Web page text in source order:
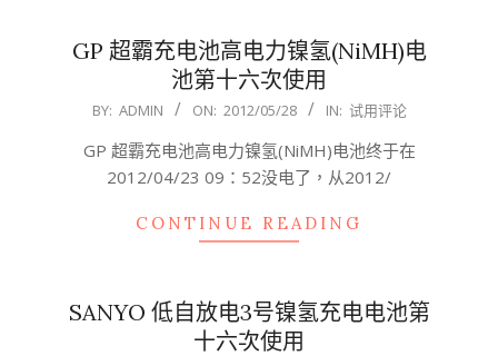
GP 超霸充电池高电力镍氢(NiMH)电
池第十六次使用
2012-
28
BY: ADMIN ON: 2012/05/28 IN: 试用评论
GP 超霸充电池高电力镍氢(NiMH)电池终于在
2012/04/23 09：52没电了，从2012/
CONTINUE READING
SANYO 低自放电3号镍氢充电电池第
十六次使用